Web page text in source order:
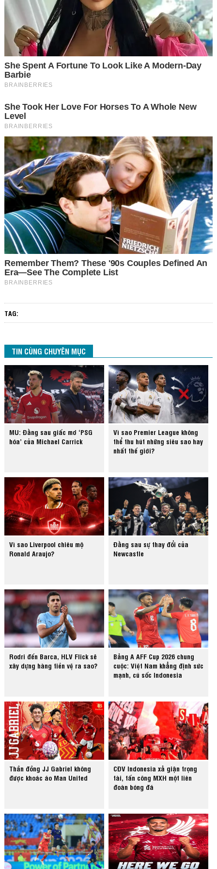
TAG:
TIN CÙNG CHUYÊN MỤC
MU: Đằng sau giấc mơ ‘PSG
hóa’ của Michael Carrick
Vì sao Premier League không
thể thu hút những siêu sao hay
nhất thế giới?
Vì sao Liverpool chiêu mộ
Ronald Araujo?
Đằng sau sự thay đổi của
Newcastle
Rodri đến Barca, HLV Flick sẽ
xây dựng hàng tiền vệ ra sao?
Bảng A AFF Cup 2026 chung
cuộc: Việt Nam khẳng định sức
mạnh, cú sốc Indonesia
Thần đồng JJ Gabriel không
được khoác áo Man United
CĐV Indonesia xả giận trọng
tài, tấn công MXH một liên
đoàn bóng đá